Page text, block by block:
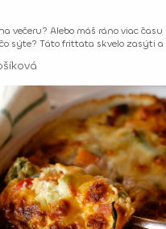
večeru? Alebo máš ráno viac
sýte? Táto frittata skvelo zasýti
inak.